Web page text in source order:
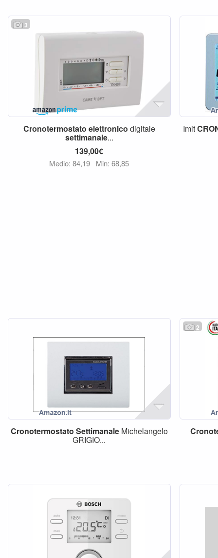
3
Cronotermostato elettronico digitale
settimanale...
139,00€
Medio: 84,19 Min: 68,85
Imit
Cronotermostato SettimanaleMichelangelo
GRIGIO...
2